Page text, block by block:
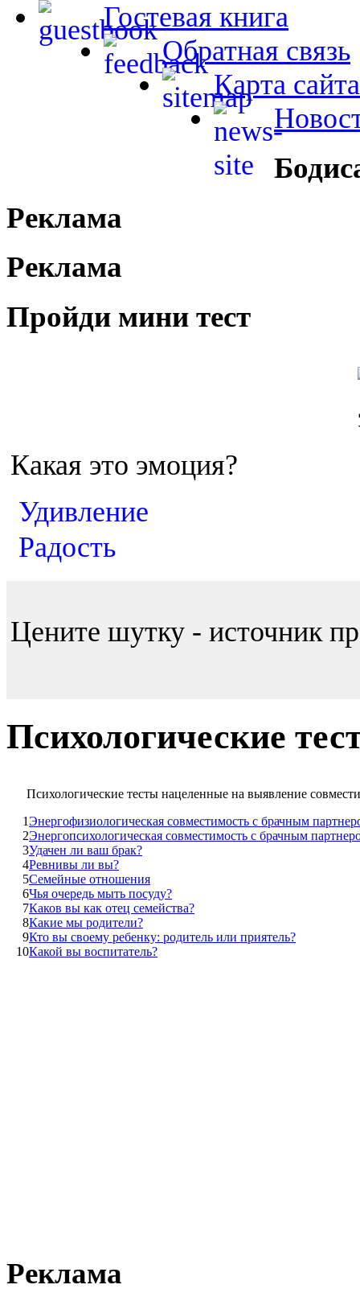
Гостевая книга
Обратная связь
Карта сайта
Реклама
Реклама
Пройди мини тест
Какая это эмоция?
Удивление
Радость
Цените шутку - источник
Психологические
Психологические тесты нацеленные на выявление
1Энергофизиологическая совместимость с брачным
2Энергопсихологическая совместимость с брачным
3Удачен ли ваш брак?
4Ревнивы ли вы?
5Семейные отношения
6Чья очередь мыть посуду?
7Каков вы как отец семейства?
8Какие мы родители?
9Кто вы своему ребенку: родитель или приятель?
10Какой вы воспитатель?
Реклама